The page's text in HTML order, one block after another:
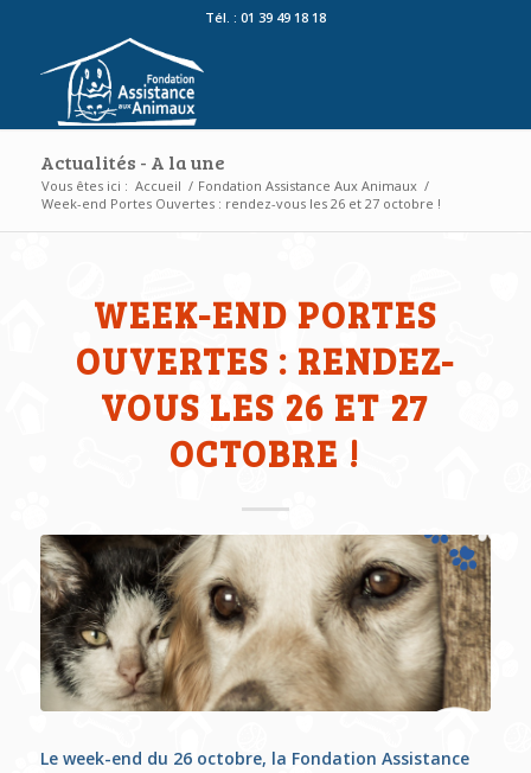
Tél. : 01 39 49 18 18
Actualités - A la une
Vous êtes ici : Accueil / Fondation Assistance Aux Animaux /
Week-end Portes Ouvertes : rendez-vous les 26 et 27 octobre !
WEEK-END PORTES
OUVERTES : RENDEZ-
VOUS LES 26 ET 27
OCTOBRE !
Le week-end du 26 octobre, la Fondation Assistance